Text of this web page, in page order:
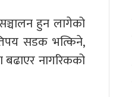
सञ्चालन हुन लागेको
सडक भत्किने,
बढाएर नागरिकको